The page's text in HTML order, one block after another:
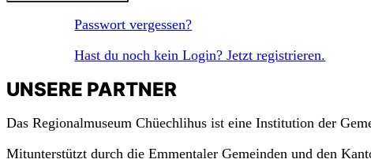
Passwort vergessen?
Hast du noch kein Login? Jetzt registrieren.
UNSERE PARTNER
Das Regionalmuseum Chüechlihus ist eine Institution der
Mitunterstützt durch die Emmentaler Gemeinden und den